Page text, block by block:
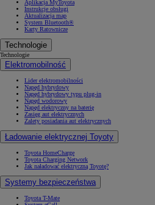
Aplikacja MyToyota
Instrukcje obsługi
Aktualizacja map
System Bluetooth®
Karty Ratownicze
Technologie
Technologie
Elektromobilność
Lider elektromobilności
Napęd hybrydowy
Napęd hybrydowy typu plug-in
Napęd wodorowy
Napęd elektryczny na baterię
Zasięg aut elektrycznych
Zalety posiadania aut elektrycznych
Ładowanie elektrycznej Toyoty
Toyota HomeCharge
Toyota Charging Network
Jak naładować elektryczną Toyotę?
Systemy bezpieczeństwa
Toyota T-Mate